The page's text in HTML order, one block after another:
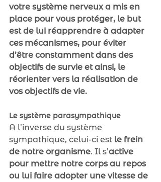
votre système nerveux a mis en
place pour vous protéger, le but
est de lui réapprendre à adapter
ces mécanismes, pour éviter
d’être constamment dans des
objectifs de survie et ainsi, le
réorienter vers la réalisation de
vos objectifs de vie.
Le système parasympathique
A l’inverse du système
sympathique, celui-ci est le frein
de notre organisme. Il s’active
pour mettre notre corps au repos
ou lui faire adopter une vitesse de